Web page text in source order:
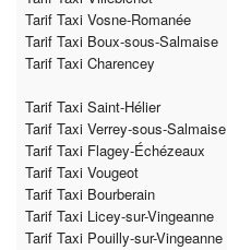
Tarif Taxi Vosne-Romanée
Tarif Taxi Boux-sous-Salmaise
Tarif Taxi Charencey
Tarif Taxi Saint-Hélier
Tarif Taxi Verrey-sous-Salmaise
Tarif Taxi Flagey-Échézeaux
Tarif Taxi Vougeot
Tarif Taxi Bourberain
Tarif Taxi Licey-sur-Vingeanne
Tarif Taxi Pouilly-sur-Vingeanne